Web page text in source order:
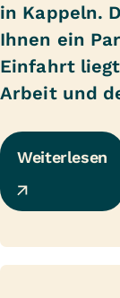
in Kappeln.
Ihnen ein
Einfahrt
Arbeit und
Weiterlesen